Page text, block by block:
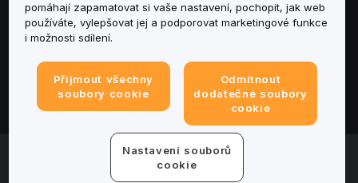
podpora
Právní informace
© 2025-2026 Bybit.eu. All rights reserved.
Podmínky poskytování služeb
Podmínky ochrany
pomáhají zapamatovat si vaše nastavení, pochopit, jak web
používáte, vylepšovat jej a podporovat marketingové funkce
i možnosti sdílení.
Přijmout všechny
soubory cookie
Odmítnout
dodatečné soubory
cookie
Nastavení souborů
cookie